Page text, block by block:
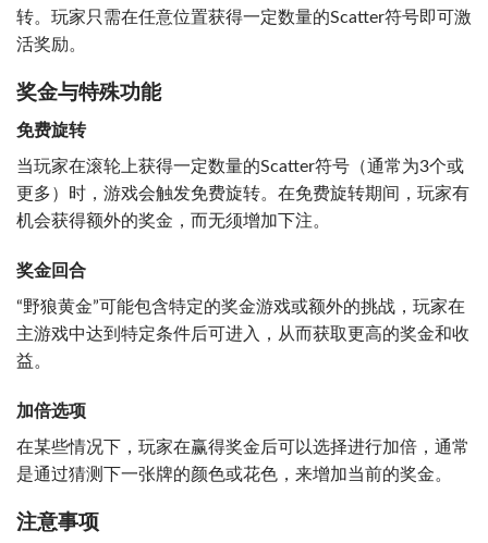
转。玩家只需在任意位置获得一定数量的Scatter符号即可激
活奖励。
奖金与特殊功能
免费旋转
当玩家在滚轮上获得一定数量的Scatter符号（通常为3个或
更多）时，游戏会触发免费旋转。在免费旋转期间，玩家有
机会获得额外的奖金，而无须增加下注。
奖金回合
“野狼黄金”可能包含特定的奖金游戏或额外的挑战，玩家在
主游戏中达到特定条件后可进入，从而获取更高的奖金和收
益。
加倍选项
在某些情况下，玩家在赢得奖金后可以选择进行加倍，通常
是通过猜测下一张牌的颜色或花色，来增加当前的奖金。
注意事项